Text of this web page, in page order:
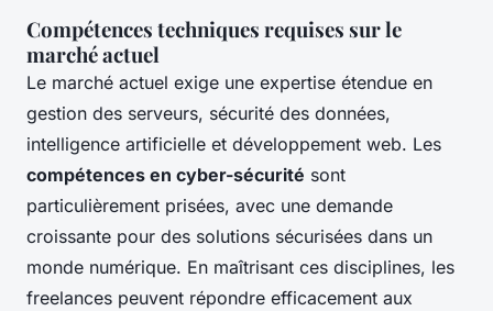
Compétences techniques requises sur le
marché actuel
Le marché actuel exige une expertise étendue en
gestion des serveurs, sécurité des données,
intelligence artificielle et développement web. Les
compétences en cyber-sécurité sont
particulièrement prisées, avec une demande
croissante pour des solutions sécurisées dans un
monde numérique. En maîtrisant ces disciplines, les
freelances peuvent répondre efficacement aux